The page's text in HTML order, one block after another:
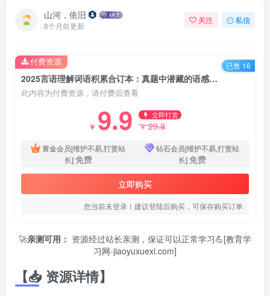
山河，依旧
8个月前更新
关注 私信
2025言语理解词语积累合订本：真题中潜藏的语感密钥2025公务员言语理解备考资料
此内容为付费资源，请付费后查看
￥ 9.9 立即打赏
￥29.9
黄金会员[维护不易,打赏站
长] 免费
钻石会员[维护不易,打赏站
长] 免费
立即购买
您当前未登录！建议登陆后购买，可保存购买订单
付费资源 已售 16
🚀亲测可用： 资源经过站长亲测，保证可以正常学习💪[教育学
习网-jiaoyuxuexi.com]
【📥 资源详情】